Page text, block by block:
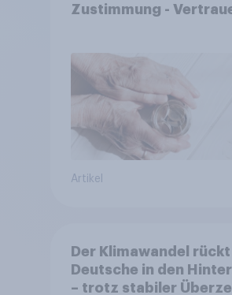
Zustimmung -
Akzeptanz
Artikel
Der Klimawandel
Deutsche in den
– trotz stabiler